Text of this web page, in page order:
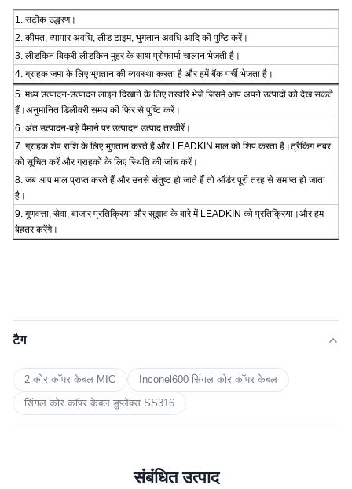
1. सटीक उद्धरण।
2. कीमत, व्यापार अवधि, लीड टाइम, भुगतान अवधि आदि की पुष्टि करें।
3. लीडकिन बिक्री लीडकिन मुहर के साथ प्रोफार्मा चालान भेजती है।
4. ग्राहक जमा के लिए भुगतान की व्यवस्था करता है और हमें बैंक पर्ची भेजता है।
5. मध्य उत्पादन-उत्पादन लाइन दिखाने के लिए तस्वीरें भेजें जिसमें आप अपने उत्पादों को देख सकते
हैं।अनुमानित डिलीवरी समय की फिर से पुष्टि करें।
6. अंत उत्पादन-बड़े पैमाने पर उत्पादन उत्पाद तस्वीरें।
7. ग्राहक शेष राशि के लिए भुगतान करते हैं और LEADKIN माल को शिप करता है।ट्रैकिंग नंबर
को सूचित करें और ग्राहकों के लिए स्थिति की जांच करें।
8. जब आप माल प्राप्त करते हैं और उनसे संतुष्ट हो जाते हैं तो ऑर्डर पूरी तरह से समाप्त हो जाता
है।
9. गुणवत्ता, सेवा, बाजार प्रतिक्रिया और सुझाव के बारे में LEADKIN को प्रतिक्रिया।और हम
बेहतर करेंगे।
टैग
2 कोर कॉपर केबल MIC
Inconel600 सिंगल कोर कॉपर केबल
सिंगल कोर कॉपर केबल डुप्लेक्स SS316
संबंधित उत्पाद